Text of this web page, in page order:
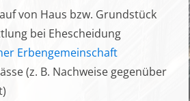
von Haus bzw. Grundstück
bei Ehescheidung
Erbengemeinschaft
(z. B. Nachweise gegenüber